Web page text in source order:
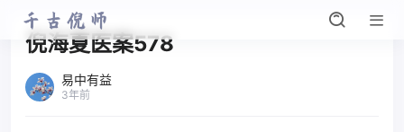
倪海夏医案578
易中有益
3年前